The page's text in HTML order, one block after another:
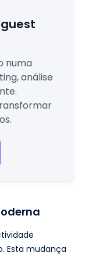
numa
análise
Esta mudança